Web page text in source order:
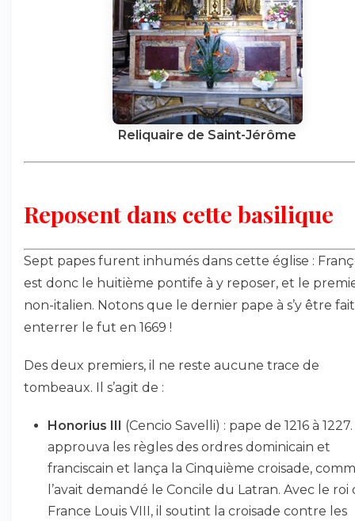
Reliquaire de Saint-Jérôme
Reposent dans cette basilique
Sept papes furent inhumés dans cette église :
est donc le huitième pontife à y reposer, et le
non-italien. Notons que le dernier pape à s’y être fait
enterrer le fut en 1669 !
Des deux premiers, il ne reste aucune trace de
tombeaux. Il s’agit de :
Honorius III (Cencio Savelli) : pape de 1216 à
approuva les règles des ordres dominicain et
franciscain et lança la Cinquième croisade,
l’avait demandé le Concile du Latran. Avec le roi
France Louis VIII, il soutint la croisade contre les